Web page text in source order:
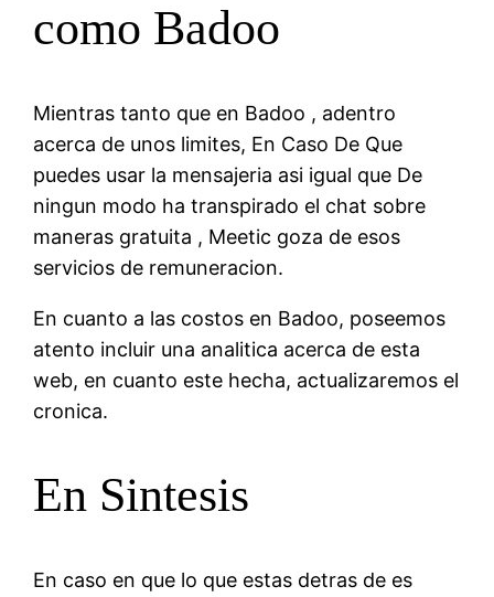
como Badoo
Mientras tanto que en Badoo , adentro
acerca de unos limites, En Caso De Que
puedes usar la mensajeria asi igual que De
ningun modo ha transpirado el chat sobre
maneras gratuita , Meetic goza de esos
servicios de remuneracion.
En cuanto a las costos en Badoo, poseemos
atento incluir una analitica acerca de esta
web, en cuanto este hecha, actualizaremos el
cronica.
En Sintesis
En caso en que lo que estas detras de es